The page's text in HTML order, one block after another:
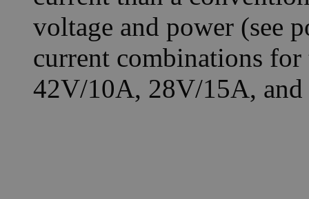
voltage and power (see
current combinations
42V/10A, 28V/15A,